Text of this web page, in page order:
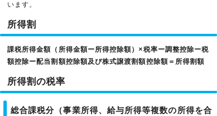
います。
所得割
課税所得金額（所得金額ー所得控除額）×税率ー調整控除ー税
額控除ー配当割額控除額及び株式譲渡割額控除額＝所得割額
所得割の税率
総合課税分（事業所得、給与所得等複数の所得を合